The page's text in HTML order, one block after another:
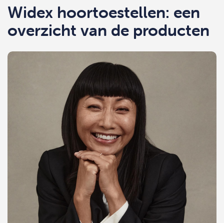
Widex hoortoestellen: een
overzicht van de producten